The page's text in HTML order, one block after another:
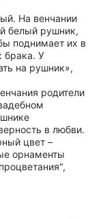
На венчании
белый рушник,
поднимает их в
брака. У
на рушник»,
родители
в любви.
цвет –
орнаменты